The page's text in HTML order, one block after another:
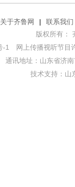
关于齐鲁网 |
联系我们
版权所有：
-1
网上传播视听节目
通讯地址：山东省济
技术支持： 山